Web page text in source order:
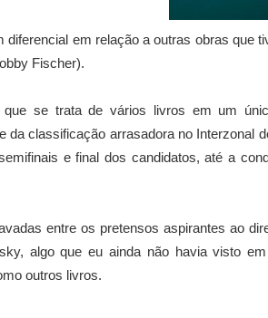
em relação a outras obras que
Fischer).
se trata de vários livros em um
da classificação arrasadora no Interzonal
e final dos candidatos, até a
entre os pretensos aspirantes ao
algo que eu ainda não havia visto
outros livros.